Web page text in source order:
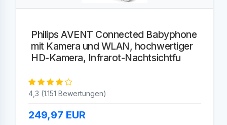
Philips AVENT Connected Babyphone
mit Kamera und WLAN, hochwertiger
HD-Kamera, Infrarot-Nachtsichtfu
4,3 (1.151 Bewertungen)
249,97 EUR